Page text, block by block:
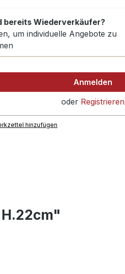
bereits Wiederverkäufer?
um individuelle Angebote zu
Anmelden
oder Registrieren
hinzufügen